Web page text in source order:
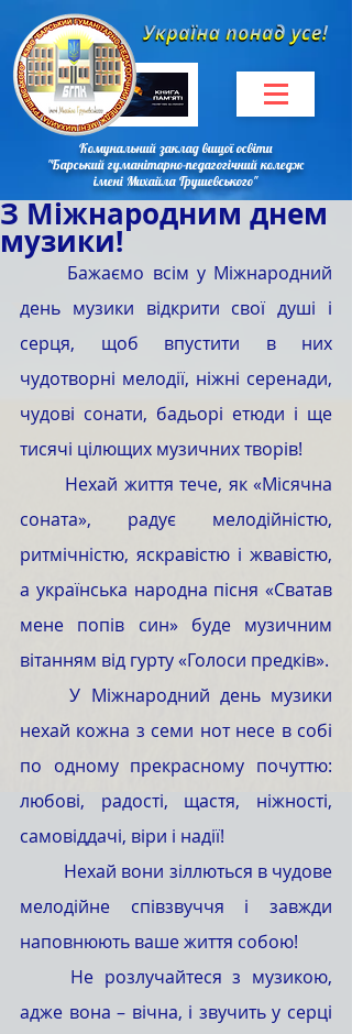
Комунальний заклад вищої освіти
"Барський гуманітарно-педагогічний коледж
імені Михайла Грушевського"
З Міжнародним днем
музики!
день музики відкрити свої душі і
серця, щоб впустити в них
чудотворні мелодії, ніжні серенади,
чудові сонати, бадьорі етюди і ще
тисячі цілющих музичних творів!
соната», радує мелодійністю,
ритмічністю, яскравістю і жвавістю,
а українська народна пісня «Сватав
мене попів син» буде музичним
вітанням від гурту «Голоси предків».
	У Міжнародний день музики
нехай кожна з семи нот несе в собі
по одному прекрасному почуттю:
любові, радості, щастя, ніжності,
самовіддачі, віри і надії!
мелодійне співзвуччя і завжди
наповнюють ваше життя собою!
адже вона – вічна, і звучить у серці